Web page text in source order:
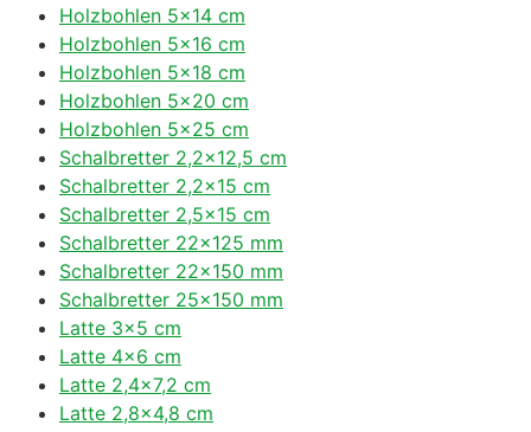
Holzbohlen 5×14 cm
Holzbohlen 5×16 cm
Holzbohlen 5×18 cm
Holzbohlen 5×20 cm
Holzbohlen 5×25 cm
Schalbretter 2,2×12,5 cm
Schalbretter 2,2×15 cm
Schalbretter 2,5×15 cm
Schalbretter 22×125 mm
Schalbretter 22×150 mm
Schalbretter 25×150 mm
Latte 3×5 cm
Latte 4×6 cm
Latte 2,4×7,2 cm
Latte 2,8×4,8 cm